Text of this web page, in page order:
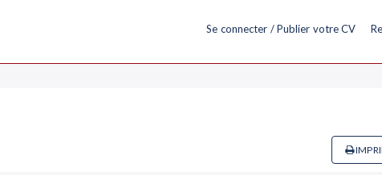
Se connecter / Publier votre CV